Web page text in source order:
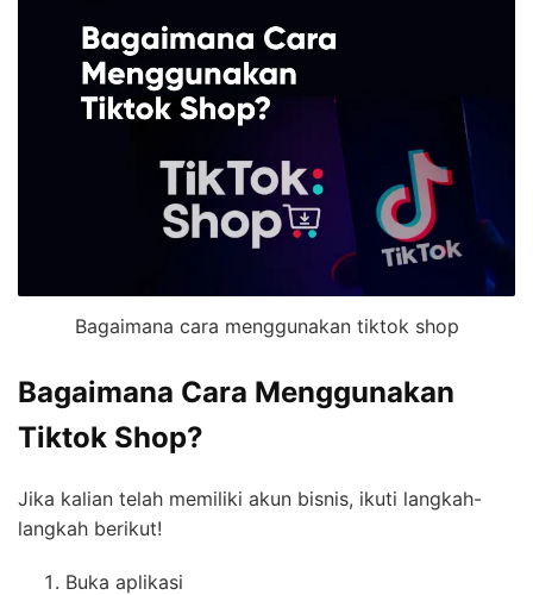
Bagaimana cara menggunakan tiktok shop
Bagaimana Cara Menggunakan
Tiktok Shop?
Jika kalian telah memiliki akun bisnis, ikuti langkah-
langkah berikut!
Buka aplikasi